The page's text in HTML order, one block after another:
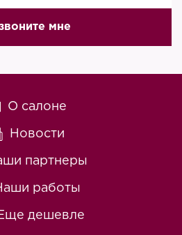
мне
О салоне
Новости
партнеры
работы
дешевле